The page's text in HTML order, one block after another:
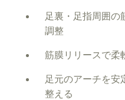
足裏・足指周囲の
調整
筋膜リリースで柔
足元のアーチを安
整える